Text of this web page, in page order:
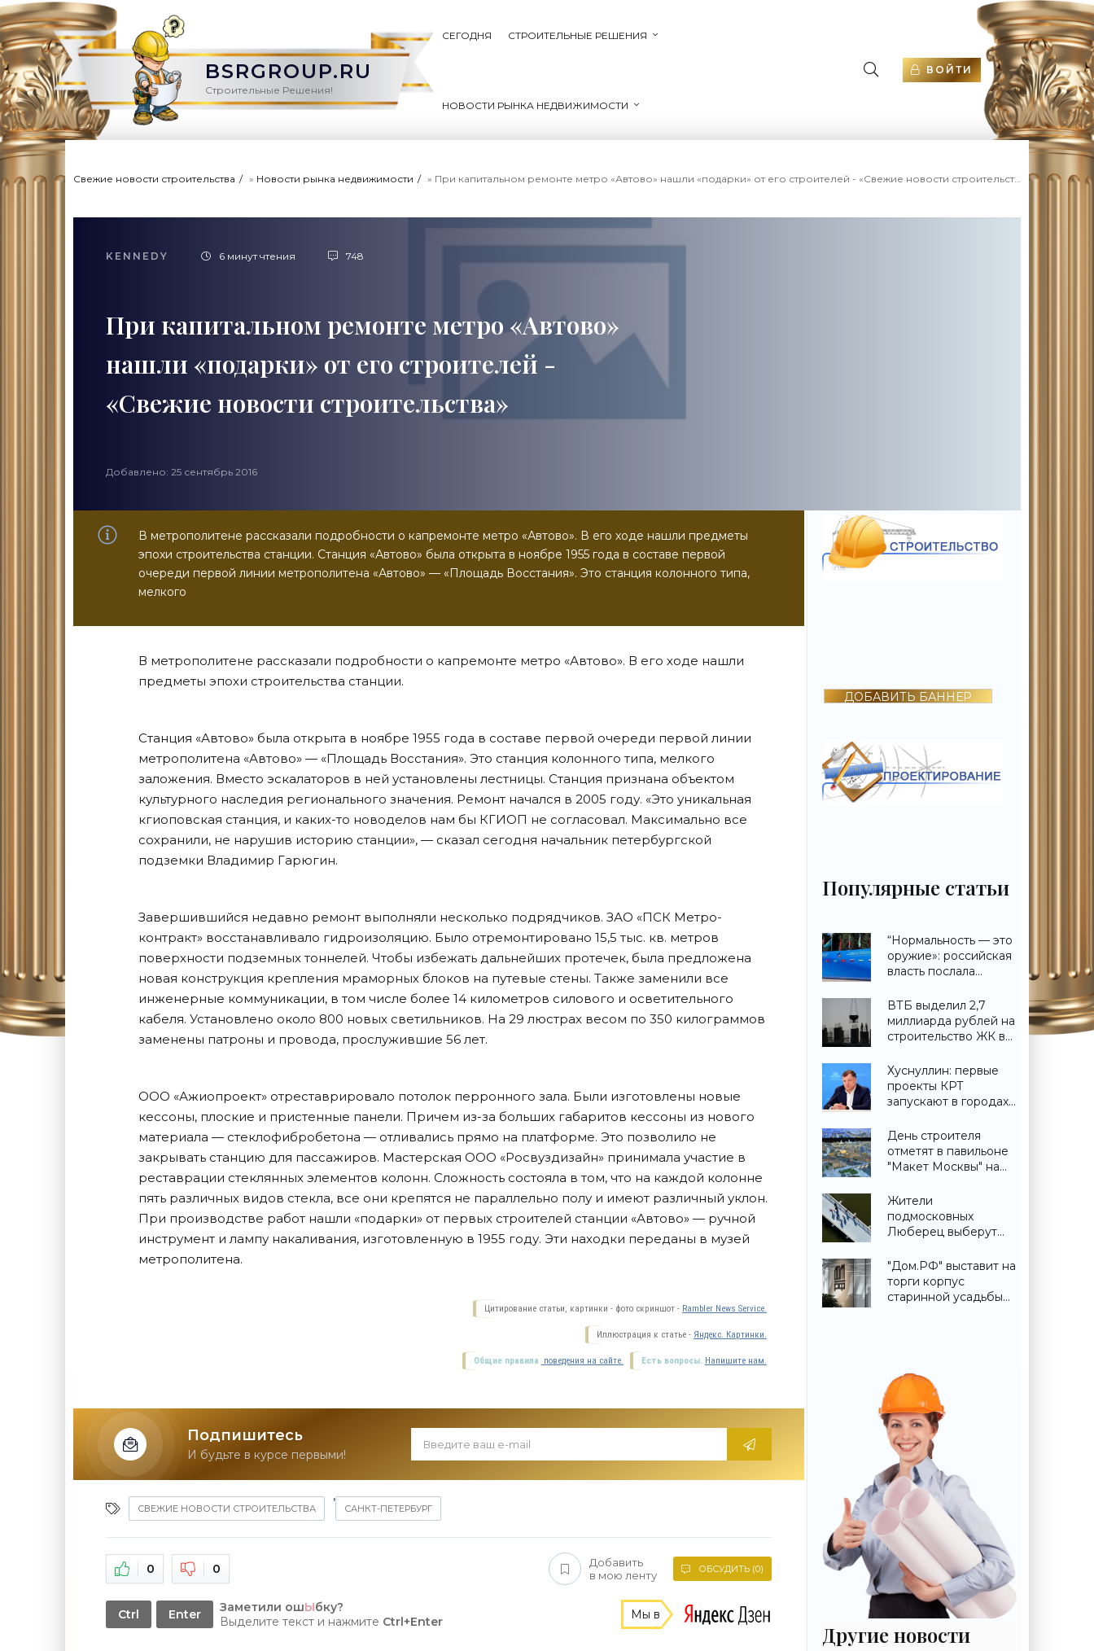
BSRGROUP.RU
Строительные Решения!
СЕГОДНЯ СТРОИТЕЛЬНЫЕ РЕШЕНИЯ
НОВОСТИ РЫНКА НЕДВИЖИМОСТИ
ВОЙТИ
Свежие новости строительства » Новости рынка недвижимости » При капитальном ремонте метро «Автово» нашли «подарки» от его строителей - «Свежие новости строительства»
KENNEDY 6 минут чтения 748
При капитальном ремонте метро «Автово»
нашли «подарки» от его строителей -
«Свежие новости строительства»
Добавлено: 25 сентябрь 2016
В метрополитене рассказали подробности о капремонте метро «Автово». В его ходе нашли предметы
эпохи строительства станции. Станция «Автово» была открыта в ноябре 1955 года в составе первой
очереди первой линии метрополитена «Автово» — «Площадь Восстания». Это станция колонного типа,
мелкого
В метрополитене рассказали подробности о капремонте метро «Автово». В его ходе нашли
предметы эпохи строительства станции.
Станция «Автово» была открыта в ноябре 1955 года в составе первой очереди первой линии
метрополитена «Автово» — «Площадь Восстания». Это станция колонного типа, мелкого
заложения. Вместо эскалаторов в ней установлены лестницы. Станция признана объектом
культурного наследия регионального значения. Ремонт начался в 2005 году. «Это уникальная
кгиоповская станция, и каких-то новоделов нам бы КГИОП не согласовал. Максимально все
сохранили, не нарушив историю станции», — сказал сегодня начальник петербургской
подземки Владимир Гарюгин.
Завершившийся недавно ремонт выполняли несколько подрядчиков. ЗАО «ПСК Метро-
контракт» восстанавливало гидроизоляцию. Было отремонтировано 15,5 тыс. кв. метров
поверхности подземных тоннелей. Чтобы избежать дальнейших протечек, была предложена
новая конструкция крепления мраморных блоков на путевые стены. Также заменили все
инженерные коммуникации, в том числе более 14 километров силового и осветительного
кабеля. Установлено около 800 новых светильников. На 29 люстрах весом по 350 килограммов
заменены патроны и провода, прослужившие 56 лет.
ООО «Ажиопроект» отреставрировало потолок перронного зала. Были изготовлены новые
кессоны, плоские и пристенные панели. Причем из-за больших габаритов кессоны из нового
материала — стеклофибробетона — отливались прямо на платформе. Это позволило не
закрывать станцию для пассажиров. Мастерская ООО «Росвуздизайн» принимала участие в
реставрации стеклянных элементов колонн. Сложность состояла в том, что на каждой колонне
пять различных видов стекла, все они крепятся не параллельно полу и имеют различный уклон.
При производстве работ нашли «подарки» от первых строителей станции «Автово» — ручной
инструмент и лампу накаливания, изготовленную в 1955 году. Эти находки переданы в музей
метрополитена.
Цитирование статьи, картинки - фото скриншот - Rambler News Service.
Иллюстрация к статье - Яндекс. Картинки.
Есть вопросы. Напишите нам.
Общие правила поведения на сайте.
Подпишитесь
И будьте в курсе первыми!
СВЕЖИЕ НОВОСТИ СТРОИТЕЛЬСТВА
,
САНКТ-ПЕТЕРБУРГ
0 0
Добавить
в мою ленту
ОБСУДИТЬ (0)
Ctrl Enter Заметили ошЫбку?
Выделите текст и нажмите Ctrl+Enter Мы в
ДОБАВИТЬ БАННЕР
Популярные статьи
“Нормальность — это
оружие»: российская
власть послала
сигнал гражданам -
«Недвижимость»
ВТБ выделил 2,7
миллиарда рублей на
строительство ЖК в
«Строительство»
Хуснуллин: первые
проекты КРТ
запускают в городах
«Строительство»
День строителя
отметят в павильоне
"Макет Москвы" на
«Строительство»
Жители
подмосковных
Люберец выберут
мосту через реку
Македонку -
«Строительство»
"Дом.РФ" выставит на
торги корпус
старинной усадьбы
Другие новости